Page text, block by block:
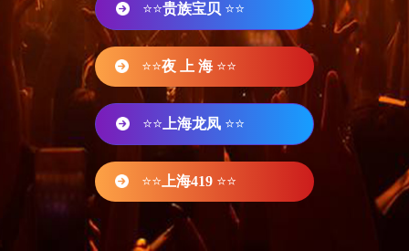
⭐⭐贵族宝贝 ⭐⭐
⭐⭐夜 上 海 ⭐⭐
⭐⭐ 上海龙凤 ⭐⭐
⭐⭐ 上海419 ⭐⭐